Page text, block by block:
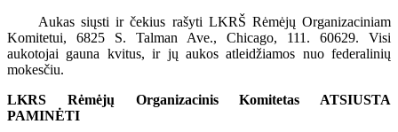
Aukas siųsti ir čekius rašyti LKRŠ Rėmėjų Organizaciniam
Komitetui, 6825 S. Talman Ave., Chicago, 111. 60629. Visi
aukotojai gauna kvitus, ir jų aukos atleidžiamos nuo federalinių
mokesčiu.
LKRS Rėmėjų Organizacinis Komitetas ATSIUSTA
PAMINĖTI